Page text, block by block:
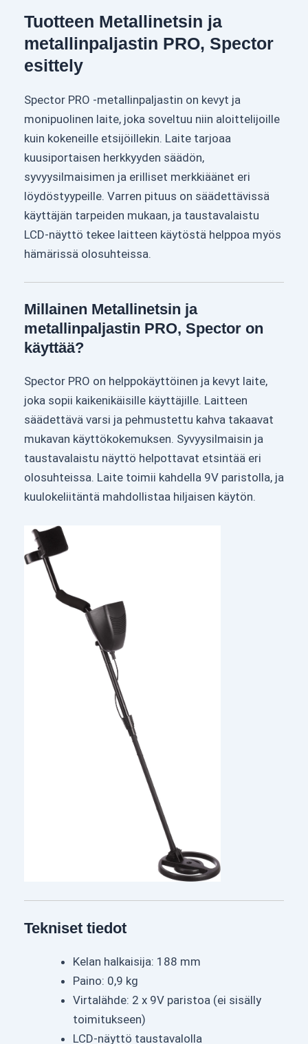
Tuotteen Metallinetsin ja
metallinpaljastin PRO, Spector
esittely
Spector PRO -metallinpaljastin on kevyt ja
monipuolinen laite, joka soveltuu niin aloittelijoille
kuin kokeneille etsijöillekin. Laite tarjoaa
kuusiportaisen herkkyyden säädön,
syvyysilmaisimen ja erilliset merkkiäänet eri
löydöstyypeille. Varren pituus on säädettävissä
käyttäjän tarpeiden mukaan, ja taustavalaistu
LCD-näyttö tekee laitteen käytöstä helppoa myös
hämärissä olosuhteissa.
Millainen Metallinetsin ja
metallinpaljastin PRO, Spector on
käyttää?
Spector PRO on helppokäyttöinen ja kevyt laite,
joka sopii kaikenikäisille käyttäjille. Laitteen
säädettävä varsi ja pehmustettu kahva takaavat
mukavan käyttökokemuksen. Syvyysilmaisin ja
taustavalaistu näyttö helpottavat etsintää eri
olosuhteissa. Laite toimii kahdella 9V paristolla, ja
kuulokeliitäntä mahdollistaa hiljaisen käytön.
Tekniset tiedot
Kelan halkaisija: 188 mm
Paino: 0,9 kg
Virtalähde: 2 x 9V paristoa (ei sisälly
toimitukseen)
LCD-näyttö taustavalolla